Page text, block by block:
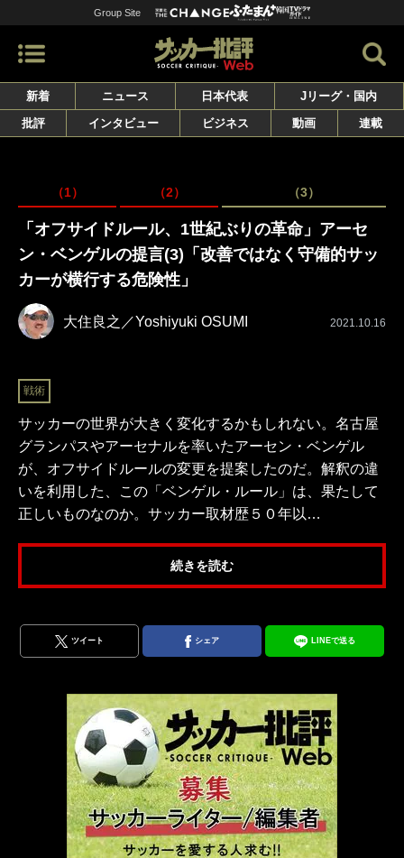
Group Site
新着 ニュース 日本代表
Jリーグ・国内
批評
インタビュー ビジネス 動画 連載
（1） （2） （3）
「オフサイドルール、1世紀ぶりの革命」アーセ
ン・ベンゲルの提言(3)「改善ではなく守備的サッ
カーが横行する危険性」
大住良之／Yoshiyuki OSUMI 2021.10.16
戦術
サッカーの世界が大きく変化するかもしれない。名古屋
グランパスやアーセナルを率いたアーセン・ベンゲル
が、オフサイドルールの変更を提案したのだ。解釈の違
いを利用した、この「ベンゲル・ルール」は、果たして
正しいものなのか。サッカー取材歴５０年以…
続きを読む
ツイート シェア LINEで送る